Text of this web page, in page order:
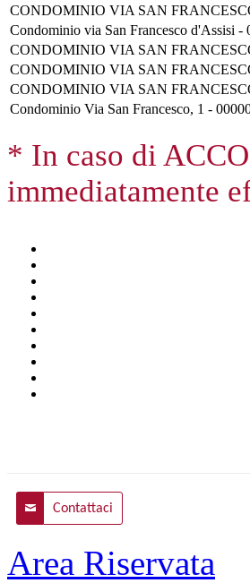
CONDOMINIO VIA SAN
Condominio via San Francesco d'Assisi -
CONDOMINIO VIA SAN
CONDOMINIO VIA SAN
CONDOMINIO VIA SAN
Condominio Via San Francesco, 1 -
* In caso di
immediatamente
Contattaci
Area Riservata